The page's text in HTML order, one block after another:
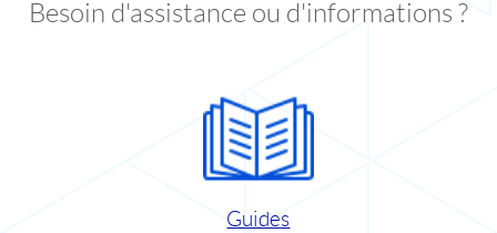
Besoin d'assistance ou d'informations ?
Guides